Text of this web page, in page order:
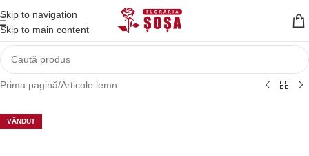
Skip to navigation
Skip to main content
Prima pagină/Articole lemn
VÂNDUT